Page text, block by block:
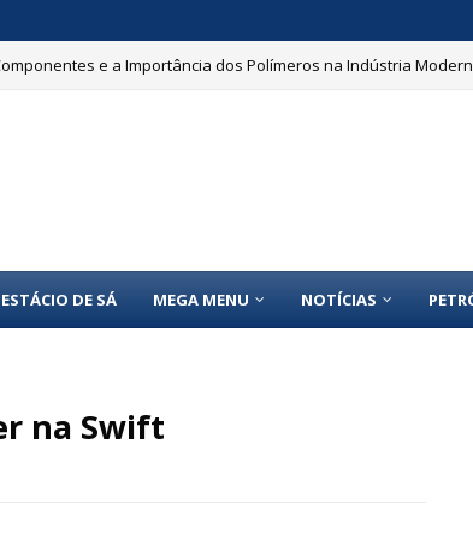
e a Importância dos Polímeros na Indústria
ESTÁCIO DE SÁ MEGA MENU NOTÍCIAS
na Swift